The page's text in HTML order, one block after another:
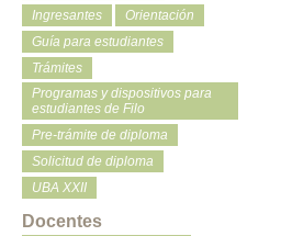
Ingresantes
Orientación
Guía para estudiantes
Trámites
Programas y dispositivos para
estudiantes de Filo
Pre-trámite de diploma
Solicitud de diploma
UBA XXII
Docentes